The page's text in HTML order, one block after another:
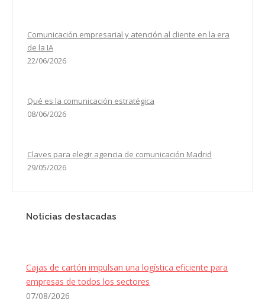
Comunicación empresarial y atención al cliente en la era
de la IA
22/06/2026
Qué es la comunicación estratégica
08/06/2026
Claves para elegir agencia de comunicación Madrid
29/05/2026
Noticias destacadas
Cajas de cartón impulsan una logística eficiente para
empresas de todos los sectores
07/08/2026